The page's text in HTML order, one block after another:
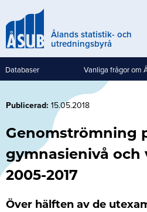
till
huvudinnehållÅlands statistik- och
utredningsbyrå
Genvägar
Databaser Vanliga frågor om
Publicerad 15.05.2018
Genomströmning
gymnasienivå och
2005-2017
Över hälften av de